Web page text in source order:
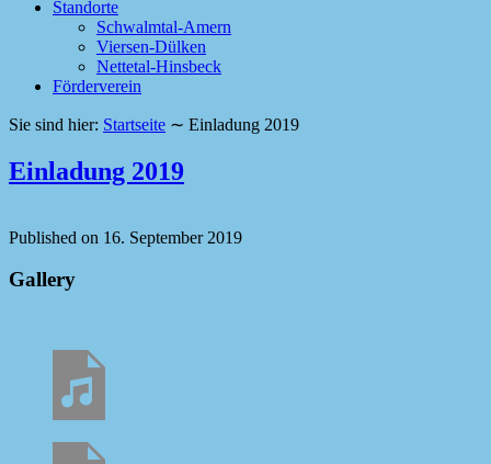
Standorte
Schwalmtal-Amern
Viersen-Dülken
Nettetal-Hinsbeck
Förderverein
Sie sind hier: Startseite ∼ Einladung 2019
Einladung 2019
Published on 16. September 2019
Gallery